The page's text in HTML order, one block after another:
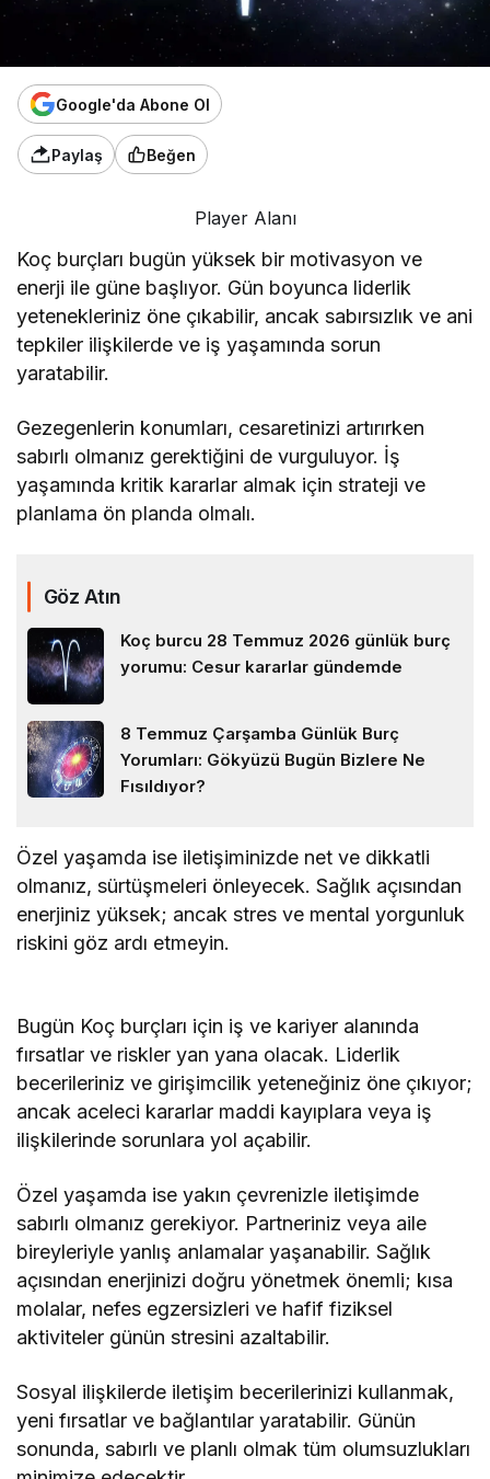
Google'da Abone Ol
Paylaş Beğen
Player Alanı
Koç burçları bugün yüksek bir motivasyon ve
enerji ile güne başlıyor. Gün boyunca liderlik
yetenekleriniz öne çıkabilir, ancak sabırsızlık ve ani
tepkiler ilişkilerde ve iş yaşamında sorun
yaratabilir.
Gezegenlerin konumları, cesaretinizi artırırken
sabırlı olmanız gerektiğini de vurguluyor. İş
yaşamında kritik kararlar almak için strateji ve
planlama ön planda olmalı.
Göz Atın
Koç burcu 28 Temmuz 2026 günlük burç
yorumu: Cesur kararlar gündemde
8 Temmuz Çarşamba Günlük Burç
Yorumları: Gökyüzü Bugün Bizlere Ne
Fısıldıyor?
Özel yaşamda ise iletişiminizde net ve dikkatli
olmanız, sürtüşmeleri önleyecek. Sağlık açısından
enerjiniz yüksek; ancak stres ve mental yorgunluk
riskini göz ardı etmeyin.
Bugün Koç burçları için iş ve kariyer alanında
fırsatlar ve riskler yan yana olacak. Liderlik
becerileriniz ve girişimcilik yeteneğiniz öne çıkıyor;
ancak aceleci kararlar maddi kayıplara veya iş
ilişkilerinde sorunlara yol açabilir.
Özel yaşamda ise yakın çevrenizle iletişimde
sabırlı olmanız gerekiyor. Partneriniz veya aile
bireyleriyle yanlış anlamalar yaşanabilir. Sağlık
açısından enerjinizi doğru yönetmek önemli; kısa
molalar, nefes egzersizleri ve hafif fiziksel
aktiviteler günün stresini azaltabilir.
Sosyal ilişkilerde iletişim becerilerinizi kullanmak,
yeni fırsatlar ve bağlantılar yaratabilir. Günün
sonunda, sabırlı ve planlı olmak tüm olumsuzlukları